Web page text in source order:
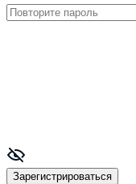
Зарегистрироваться